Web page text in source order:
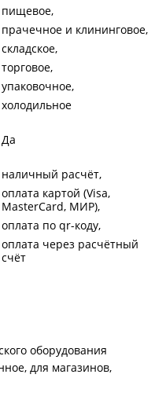
пищевое
прачечное и клининговое
складское
торговое
упаковочное
холодильное
Да
наличный расчёт
оплата картой (Visa,
MasterCard, МИР)
оплата по qr-коду
оплата через расчётный
счёт
оборудования
для магазинов,